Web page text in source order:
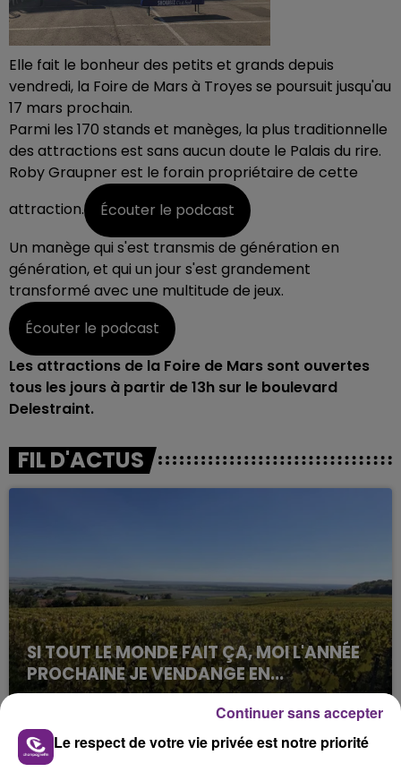
Elle fait le bonheur des petits et grands depuis
vendredi, la Foire de Mars à Troyes se poursuit jusqu'au
17 mars prochain.
Parmi les 170 stands et manèges, la plus traditionnelle
des attractions est sans aucun doute le Palais du rire.
Roby Graupner est le forain propriétaire de cette
attraction.
Écouter le podcast
Un manège qui s'est transmis de génération en
génération, et qui un jour s'est grandement
transformé avec une multitude de jeux.
Écouter le podcast
Les attractions de la Foire de Mars sont ouvertes
tous les jours à partir de 13h sur le boulevard
Delestraint.
FIL D'ACTUS
SI TOUT LE MONDE FAIT ÇA, MOI L'ANNÉE
PROCHAINE JE VENDANGE EN...
La vendange en Champagne a débuté ce jeudi 6
août dans la commune de Montgueux (Aube). Du
jamais vu !
Le respect de votre vie privée est notre priorité
Continuer sans accepter